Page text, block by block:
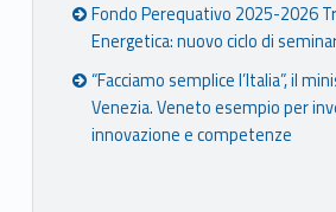
Fondo Perequativo 2025-2026
Energetica: nuovo ciclo di
“Facciamo semplice l’Italia”, il
Venezia. Veneto esempio per
innovazione e competenze